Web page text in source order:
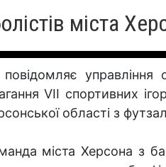
міста
управління
VІІ спортивних
області з
міста Херсона з